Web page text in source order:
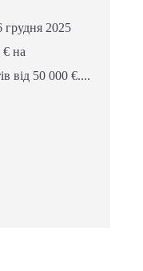
грудня 2025
на
від 50 000 €....